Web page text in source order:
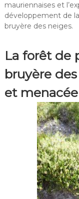
mauriennaises et
développement de
bruyère des neiges.
La forêt de
bruyère
et menacée